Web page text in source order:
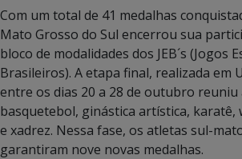
Com um total de 41 medalhas
Mato Grosso do Sul encerrou sua
bloco de modalidades dos JEB´s (Jogos
Brasileiros). A etapa final, realizada em
entre os dias 20 a 28 de outubro reuniu
basquetebol, ginástica artística,
e xadrez. Nessa fase, os atletas sul-
garantiram nove novas medalhas.